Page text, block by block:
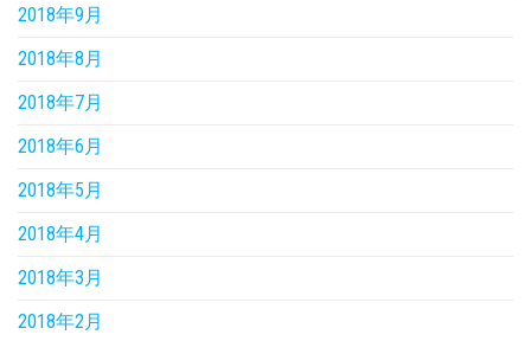
2018年9月
2018年8月
2018年7月
2018年6月
2018年5月
2018年4月
2018年3月
2018年2月